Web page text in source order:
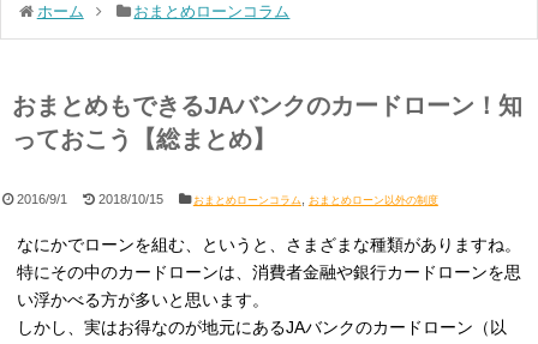
ホーム おまとめローンコラム
おまとめもできるJAバンクのカードローン！知
っておこう【総まとめ】
2016/9/1 2018/10/15 おまとめローンコラム おまとめローン以外の制度
なにかでローンを組む、というと、さまざまな種類がありますね。
特にその中のカードローンは、消費者金融や銀行カードローンを思
い浮かべる方が多いと思います。
しかし、実はお得なのが地元にあるJAバンクのカードローン（以